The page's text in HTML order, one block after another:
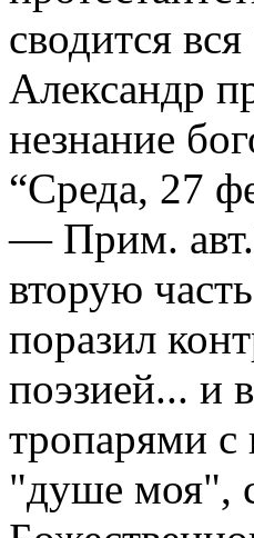
сводится
Александр
незнание
“Среда, 27
— Прим.
вторую
поразил
поэзией... и
тропарями с
"душе моя",